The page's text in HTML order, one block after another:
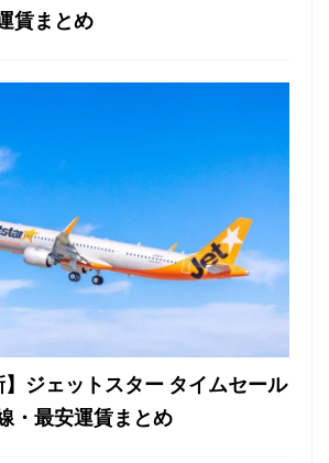
賃まとめ
】ジェットスター タイムセール
・最安運賃まとめ